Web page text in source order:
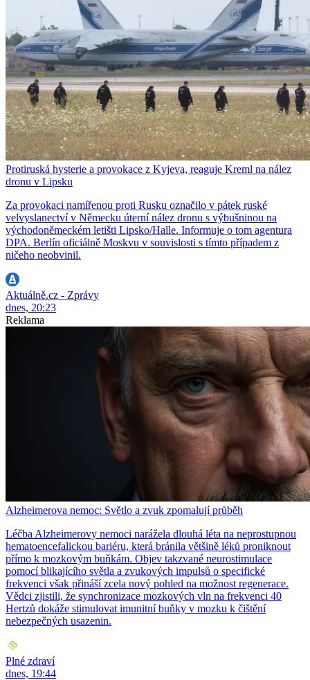
Protiruská hysterie a provokace z Kyjeva, reaguje Kreml na nález
dronu v Lipsku
Za provokaci namířenou proti Rusku označilo v pátek ruské
velvyslanectví v Německu úterní nález dronu s výbušninou na
východoněmeckém letišti Lipsko/Halle. Informuje o tom agentura
DPA. Berlín oficiálně Moskvu v souvislosti s tímto případem z
ničeho neobvinil.
Aktuálně.cz - Zprávy
dnes, 20:23
Reklama
Alzheimerova nemoc: Světlo a zvuk zpomalují průběh
Léčba Alzheimerovy nemoci narážela dlouhá léta na neprostupnou
hematoencefalickou bariéru, která bránila většině léků proniknout
přímo k mozkovým buňkám. Objev takzvané neurostimulace
pomocí blikajícího světla a zvukových impulsů o specifické
frekvenci však přináší zcela nový pohled na možnost regenerace.
Vědci zjistili, že synchronizace mozkových vln na frekvenci 40
Hertzů dokáže stimulovat imunitní buňky v mozku k čištění
nebezpečných usazenin.
Plné zdraví
dnes, 19:44